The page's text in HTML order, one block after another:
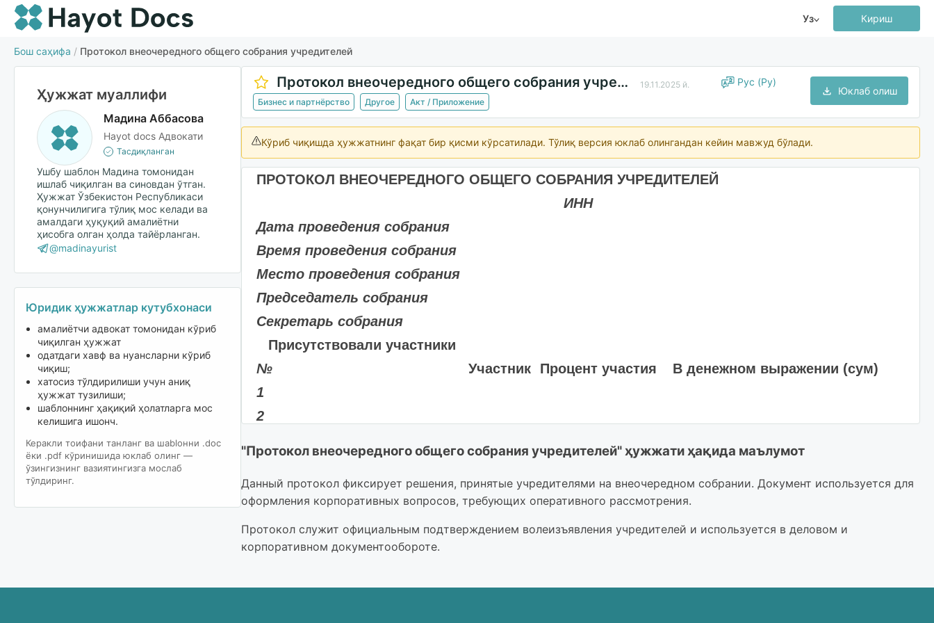
Уз Кириш
Бош саҳифа / Протокол внеочередного общего собрания учредителей
Ҳужжат муаллифи
Мадина Аббасова
Hayot docs Адвокати
Тасдиқланган
Ушбу шаблон Мадина томонидан
ишлаб чиқилган ва синовдан ўтган.
Ҳужжат Ўзбекистон Республикаси
қонунчилигига тўлиқ мос келади ва
амалдаги ҳуқуқий амалиётни
ҳисобга олган ҳолда тайёрланган.
@madinayurist
Юридик ҳужжатлар кутубхонаси
амалиётчи адвокат томонидан кўриб
чиқилган ҳужжат
одатдаги хавф ва нуансларни кўриб
чиқиш;
хатосиз тўлдирилиши учун аниқ
ҳужжат тузилиши;
шаблоннинг ҳақиқий ҳолатларга мос
келишига ишонч.
Керакли тоифани танланг ва шablонни .doc
ёки .pdf кўринишида юклаб олинг —
ўзингизнинг вазиятингизга мослаб
тўлдиринг.
Протокол внеочередного общего собрания учредителей 19.11.2025 й. Рус (Ру)
Бизнес и партнёрство Другое Акт / Приложение
Юклаб олиш
Кўриб чиқишда ҳужжатнинг фақат бир қисми кўрсатилади. Тўлиқ версия юклаб олингандан кейин мавжуд бўлади.
ПРОТОКОЛ ВНЕОЧЕРЕДНОГО ОБЩЕГО СОБРАНИЯ УЧРЕДИТЕЛЕЙ
ИНН
Дата проведения собрания
Время проведения собрания
Место проведения собрания
Председатель собрания
Секретарь собрания
Присутствовали участники
№
Участник Процент участия
В денежном выражении (сум)
1
2
Итого:
100%
Председателем Общего собрания избран:
Секретарем Общего собрания избран:
Приглашённые:
"Протокол внеочередного общего собрания учредителей" ҳужжати ҳақида маълумот
Данный протокол фиксирует решения, принятые учредителями на внеочередном собрании. Документ используется для
оформления корпоративных вопросов, требующих оперативного рассмотрения.
Протокол служит официальным подтверждением волеизъявления учредителей и используется в деловом и
корпоративном документообороте.